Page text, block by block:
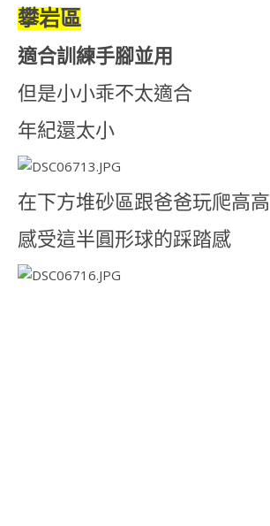
攀岩區
適合訓練手腳並用
但是小小乖不太適合
年紀還太小
在下方堆砂區跟爸爸玩爬高高
感受這半圓形球的踩踏感